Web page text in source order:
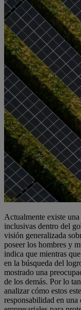
Actualmente existe
inclusivas dentro del
visión generalizada
poseer los hombres y
indica que mientras
en la búsqueda del
mostrado una
de los demás. Por lo
analizar cómo estos
responsabilidad en una